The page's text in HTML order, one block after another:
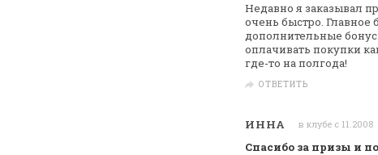
Недавно я заказывал
очень быстро. Главное
дополнительные
оплачивать покупки
где-то на полгода!
ОТВЕТИТЬ
ИННА в клубе с 11.2008
Спасибо за призы и